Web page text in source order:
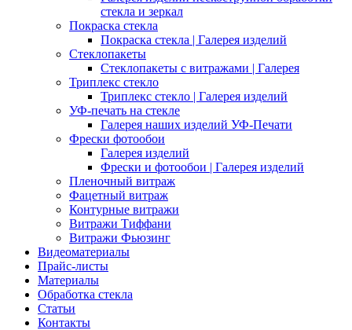
стекла и зеркал
Покраска стекла
Покраска стекла | Галерея изделий
Стеклопакеты
Стеклопакеты с витражами | Галерея
Триплекс стекло
Триплекс стекло | Галерея изделий
УФ-печать на стекле
Галерея наших изделий УФ-Печати
Фрески фотообои
Галерея изделий
Фрески и фотообои | Галерея изделий
Пленочный витраж
Фацетный витраж
Контурные витражи
Витражи Тиффани
Витражи Фьюзинг
Видеоматериалы
Прайс-листы
Материалы
Обработка стекла
Статьи
Контакты